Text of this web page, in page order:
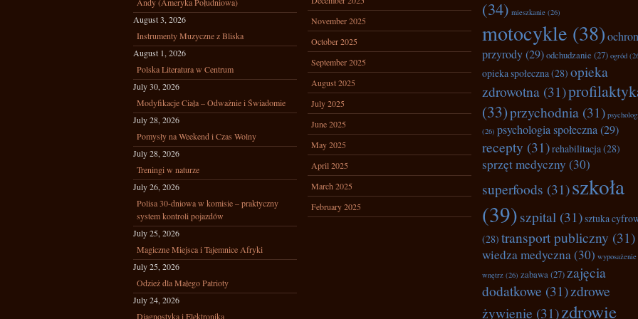
August 3, 2026
Instrumenty Muzyczne z Bliska
August 1, 2026
Polska Literatura w Centrum
July 30, 2026
Modyfikacje Ciała – Odważnie i Świadomie
July 28, 2026
Pomysły na Weekend i Czas Wolny
July 28, 2026
Treningi w naturze
July 26, 2026
Polisa 30-dniowa w komisie – praktyczny
system kontroli pojazdów
July 25, 2026
Magiczne Miejsca i Tajemnice Afryki
July 25, 2026
Odzież dla Małego Patrioty
July 24, 2026
Diagnostyka i Elektronika
November 2025
October 2025
September 2025
August 2025
July 2025
June 2025
May 2025
April 2025
March 2025
February 2025
(34) mieszkanie (26)
motocykle (38)
przyrody(29)odchudzanie (27) ogród
opieka społeczna(28) opieka
zdrowotna (31)
(33)przychodnia (31)
(26) psychologia społeczna(29)
recepty (31)rehabilitacja(28)
sprzęt medyczny (30)
superfoods (31)szkoła
(39)szpital (31)sztuka
(28) transport publiczny (31)
wiedza medyczna(30) wyposażenie
wnętrz (26) zabawa(27) zajęcia
dodatkowe (31)zdrowe
żywienie (31)zdrowie